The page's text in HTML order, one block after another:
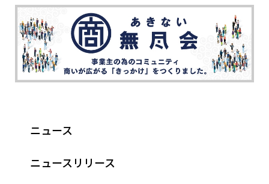
ニュース
ニュースリリース